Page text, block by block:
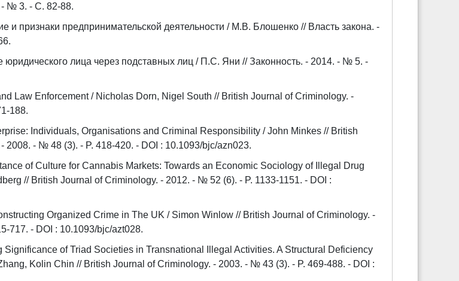
- № 3. - С. 82-88.
и признаки предпринимательской деятельности / М.В. Блошенко // Власть закона. -
лица через подставных лиц / П.С. Яни // Законность. - 2014. - № 5. -
Law Enforcement / Nicholas Dorn, Nigel South // British Journal of Criminology. -
188.
Individuals, Organisations and Criminal Responsibility / John Minkes // British
2008. - № 48 (3). - P. 418-420. - DOI : 10.1093/bjc/azn023.
of Culture for Cannabis Markets: Towards an Economic Sociology of Illegal Drug
// British Journal of Criminology. - 2012. - № 52 (6). - P. 1133-1151. - DOI :
Organized Crime in The UK / Simon Winlow // British Journal of Criminology. -
717. - DOI : 10.1093/bjc/azt028.
Significance of Triad Societies in Transnational Illegal Activities. A Structural Deficiency
Kolin Chin // British Journal of Criminology. - 2003. - № 43 (3). - P. 469-488. - DOI :